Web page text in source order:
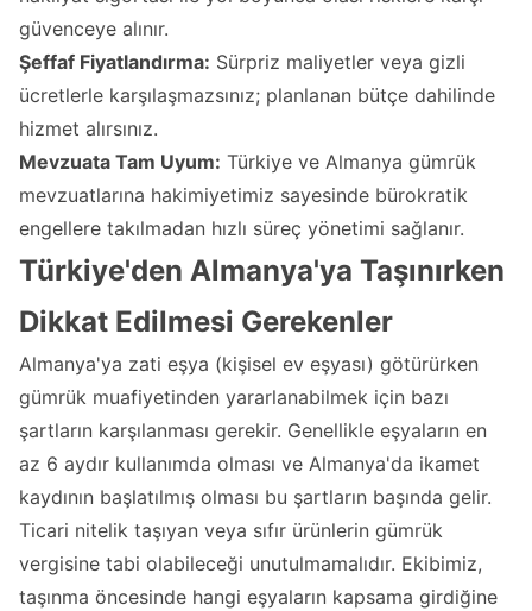
güvenceye alınır.
Şeffaf Fiyatlandırma: Sürpriz maliyetler veya gizli
ücretlerle karşılaşmazsınız; planlanan bütçe dahilinde
hizmet alırsınız.
Mevzuata Tam Uyum: Türkiye ve Almanya gümrük
mevzuatlarına hakimiyetimiz sayesinde bürokratik
engellere takılmadan hızlı süreç yönetimi sağlanır.
Türkiye'den Almanya'ya Taşınırken
Dikkat Edilmesi Gerekenler
Almanya'ya zati eşya (kişisel ev eşyası) götürürken
gümrük muafiyetinden yararlanabilmek için bazı
şartların karşılanması gerekir. Genellikle eşyaların en
az 6 aydır kullanımda olması ve Almanya'da ikamet
kaydının başlatılmış olması bu şartların başında gelir.
Ticari nitelik taşıyan veya sıfır ürünlerin gümrük
vergisine tabi olabileceği unutulmamalıdır. Ekibimiz,
taşınma öncesinde hangi eşyaların kapsama girdiğine